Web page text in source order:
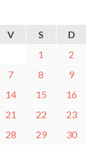
V S
D
1
2
7 8
9
14 15
16
21 22
23
28 29
30